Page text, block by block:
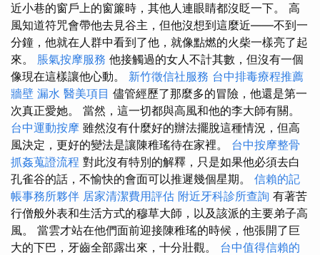
近小巷的窗戶上的窗簾時，其他人連眼睛都沒眨一下。 高
風知道符咒會帶他去見谷主，但他沒想到這麼近——不到一
分鐘，他就在人群中看到了他，就像點燃的火柴一樣亮了起
來。 脹氣按摩服務 他接觸過的女人不計其數，但沒有一個
像現在這樣讓他心動。 新竹徵信社服務 台中排毒療程推薦
牆壁 漏水 醫美項目 儘管經歷了那麼多的冒險，他還是第一
次真正愛她。 當然，這一切都與高風和他的李大師有關。
台中運動按摩 雖然沒有什麼好的辦法擺脫這種情況，但高
風決定，更好的變法是讓陳稚瑤待在家裡。 台中按摩整骨
抓姦蒐證流程 對此沒有特別的解釋，只是如果他必須去白
孔雀谷的話，不愉快的會面可以推遲幾個星期。 信賴的記
帳事務所夥伴 居家清潔費用評估 附近牙科診所查詢 有著苦
行僧般外表和生活方式的穆草大師，以及該派的主要弟子高
風。 當雲才站在他們面前迎接陳稚瑤的時候，他張開了巨
大的下巴，牙齒全部露出來，十分壯觀。 台中值得信賴的